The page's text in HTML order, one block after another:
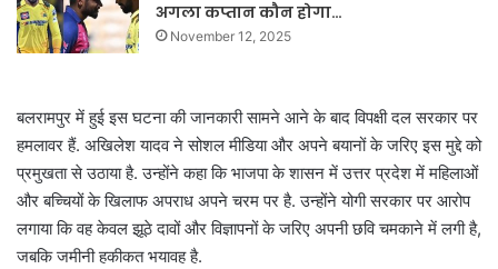
अगला कप्तान कौन होगा…
November 12, 2025
बलरामपुर में हुई इस घटना की जानकारी सामने आने के बाद विपक्षी दल सरकार पर
हमलावर हैं. अखिलेश यादव ने सोशल मीडिया और अपने बयानों के जरिए इस मुद्दे को
प्रमुखता से उठाया है. उन्होंने कहा कि भाजपा के शासन में उत्तर प्रदेश में महिलाओं
और बच्चियों के खिलाफ अपराध अपने चरम पर है. उन्होंने योगी सरकार पर आरोप
लगाया कि वह केवल झूठे दावों और विज्ञापनों के जरिए अपनी छवि चमकाने में लगी है,
जबकि जमीनी हकीकत भयावह है.